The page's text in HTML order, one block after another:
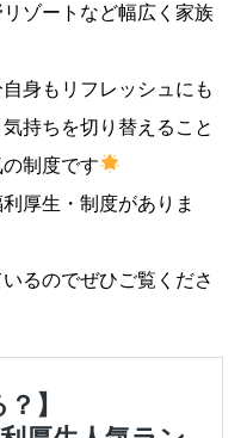
ゾートなど幅広く家族
身もリフレッシュにも
持ちを切り替えること
制度です
厚生・制度がありま
るのでぜひご覧くださ